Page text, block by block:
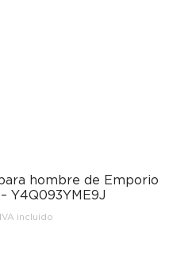
hombre de Emporio
Y4Q093YME9J
IVA incluido